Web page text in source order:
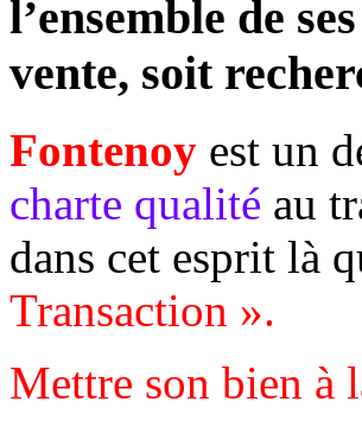
l’ensemble de
vente, soit
Fontenoy est un
charte qualité au
dans cet esprit là
Transaction ».
Mettre son bien à